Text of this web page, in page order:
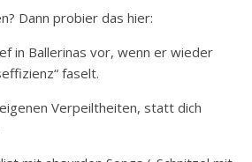
Dann probier das hier:
in Ballerinas vor, wenn er wieder
faselt.
Verpeiltheiten, statt dich